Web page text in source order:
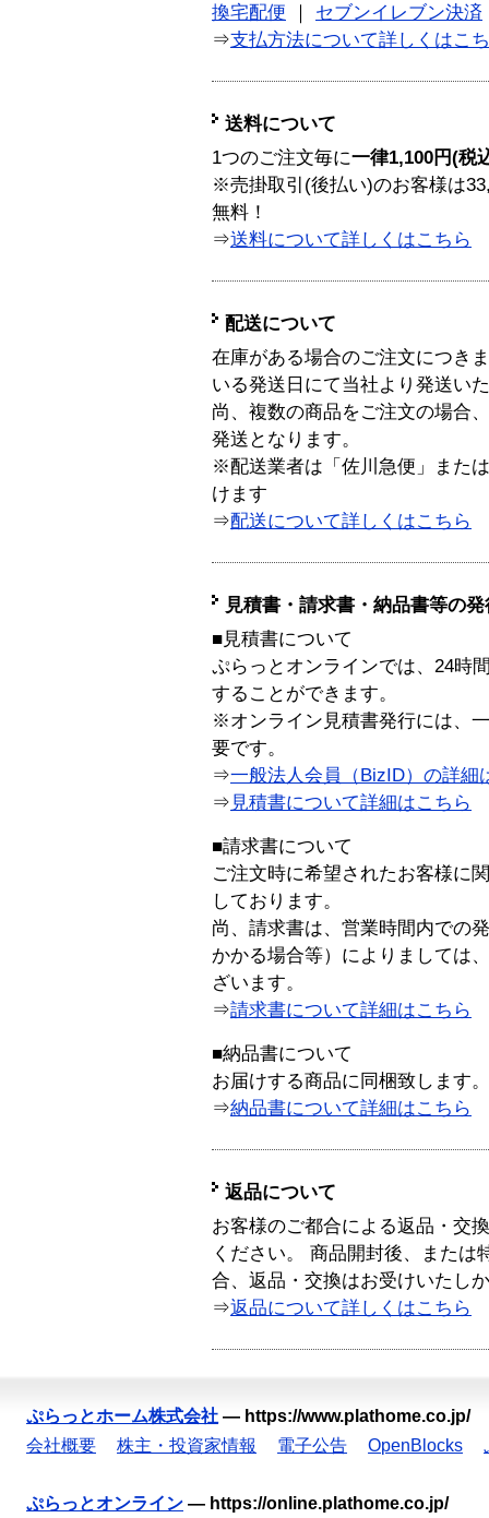
換宅配便
セブンイレブン決済
⇒支払方法について詳しくはこ
送料について
1つのご注文毎に一律1,100円(税
※売掛取引(後払い)のお客様は
無料！
⇒送料について詳しくはこちら
配送について
在庫がある場合のご注文につき
いる発送日にて当社より発送い
尚、複数の商品をご注文の場合
発送となります。
※配送業者は「佐川急便」また
けます
⇒配送について詳しくはこちら
見積書・請求書・納品書等の
■見積書について
ぷらっとオンラインでは、24時
することができます。
※オンライン見積書発行には、
要です。
⇒一般法人会員（BizID）の詳細
⇒ 見積書について詳細はこちら
■請求書について
ご注文時に希望されたお客様に
しております。
尚、請求書は、営業時間内での
かかる場合等）によりましては
ざいます。
⇒請求書について詳細はこちら
■納品書について
お届けする商品に同梱致します。
⇒納品書について詳細はこちら
返品について
お客様のご都合による返品・交
ください。 商品開封後、または
合、返品・交換はお受けいたし
⇒返品について詳しくはこちら
ぷらっとホーム株式会社 — https://www.plathome.co.jp/
会社概要
株主・投資家情報 電子公告 OpenBlocks
ぷらっとオンライン — https://online.plathome.co.jp/